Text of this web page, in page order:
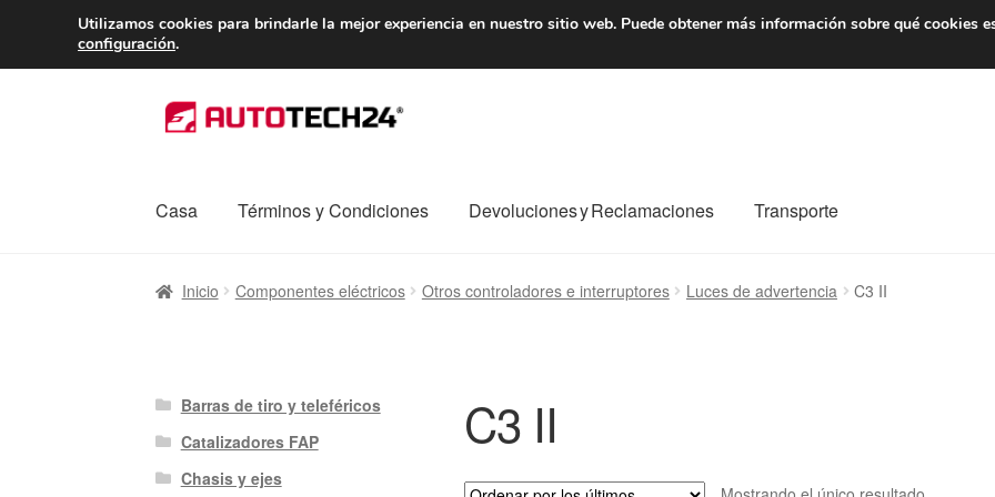
ENTREGA desde 7 EUR De lunes a viernes
Ir
a
Ir
al
Casa Términos y Condiciones Devoluciones y Reclamaciones Transporte
InicioCaja registradora Carro Contacto Envío al mundo entero Mi cuentaPagos Política de privacidad
Inicio Componentes eléctricos Otros controladores e interruptores Luces de advertencia C3 II
C3 II
Barras de tiro y teleféricos
Catalizadores FAP
Chasis y ejes
Utilizamos cookies para brindarle la mejor experiencia en nuestro sitio web. Puede obtener más información sobre qué cookies
configuración.